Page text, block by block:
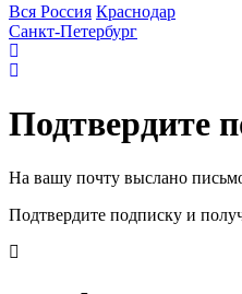
Вся Россия Краснодар
Санкт-Петербург
Подтвердите
На вашу почту выслано
Подтвердите подписку и